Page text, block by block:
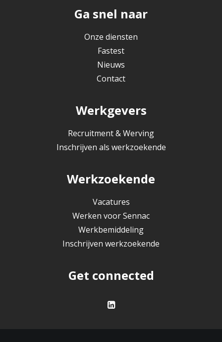
Ga snel naar
Onze diensten
Fastest
Nieuws
Contact
Werkgevers
Recruitment & Werving
Inschrijven als werkzoekende
Werkzoekende
Vacatures
Werken voor Sennac
Werkbemiddeling
Inschrijven werkzoekende
Get connected